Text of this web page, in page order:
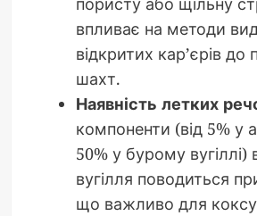
впливає на методи
відкритих кар’єрів до
шахт.
Наявність летких
компоненти (від 5% у
50% у бурому
вугілля поводиться
що важливо для